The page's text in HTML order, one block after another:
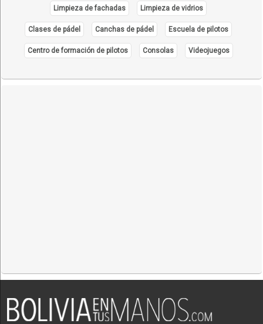
Limpieza de fachadas Limpieza de vidrios
Clases de pádel Canchas de pádel Escuela de pilotos
Centro de formación de pilotos Consolas Videojuegos